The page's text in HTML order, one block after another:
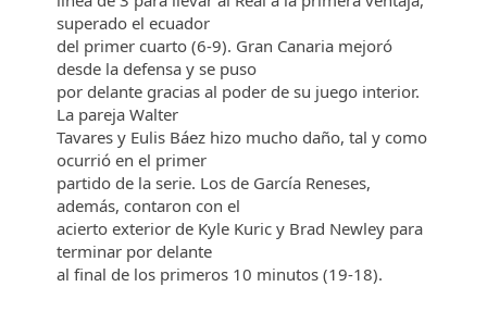
superado el ecuador
del primer cuarto (6-9). Gran Canaria mejoró
desde la defensa y se puso
por delante gracias al poder de su juego interior.
La pareja Walter
Tavares y Eulis Báez hizo mucho daño, tal y como
ocurrió en el primer
partido de la serie. Los de García Reneses,
además, contaron con el
acierto exterior de Kyle Kuric y Brad Newley para
terminar por delante
al final de los primeros 10 minutos (19-18).